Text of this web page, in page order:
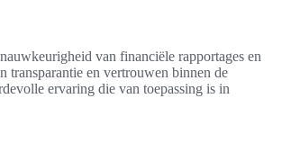
van financiële rapportages en
transparantie en vertrouwen binnen de
ervaring die van toepassing is in